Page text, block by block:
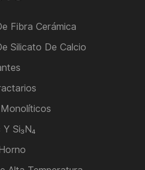
Fibra Cerámica
Silicato De Calcio
Si₃N₄